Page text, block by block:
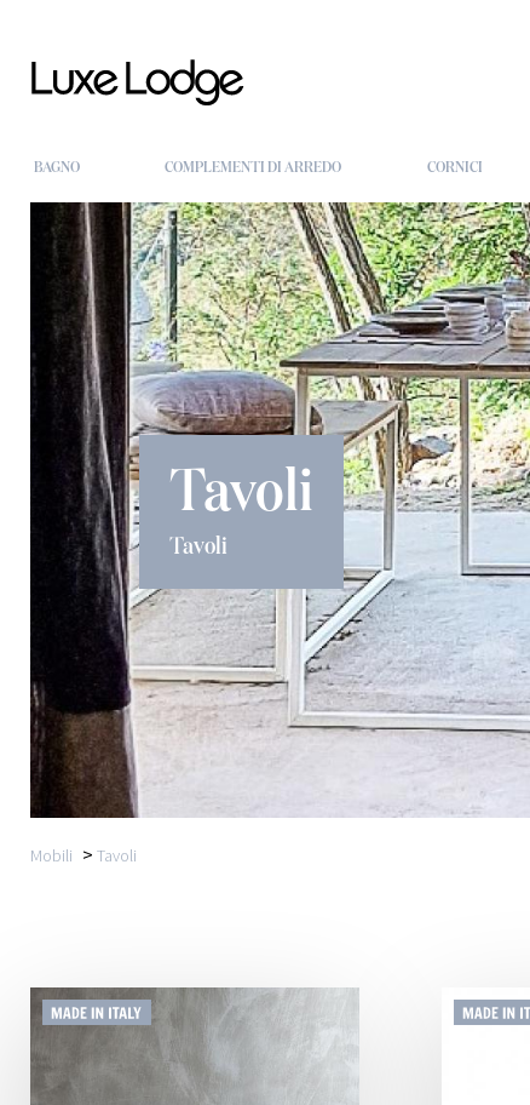
BAGNO COMPLEMENTI DI ARREDO CORNICI
Tavoli
Tavoli
Mobili > Tavoli